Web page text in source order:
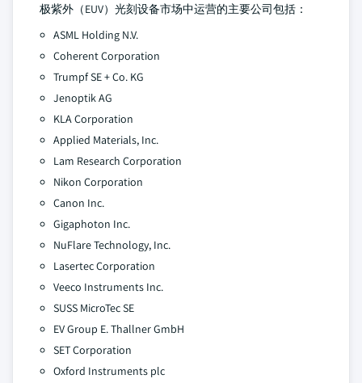
极紫外（EUV）光刻设备市场中运营的主要公司包括：
ASML Holding N.V.
Coherent Corporation
Trumpf SE + Co. KG
Jenoptik AG
KLA Corporation
Applied Materials, Inc.
Lam Research Corporation
Nikon Corporation
Canon Inc.
Gigaphoton Inc.
NuFlare Technology, Inc.
Lasertec Corporation
Veeco Instruments Inc.
SUSS MicroTec SE
EV Group E. Thallner GmbH
SET Corporation
Oxford Instruments plc